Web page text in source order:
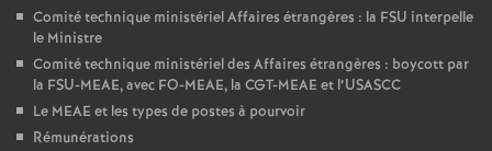
Comité technique ministériel Affaires étrangères : la FSU interpelle
le Ministre
Comité technique ministériel des Affaires étrangères : boycott par
la FSU-MEAE, avec FO-MEAE, la CGT-MEAE et l’USASCC
Le MEAE et les types de postes à pourvoir
Rémunérations